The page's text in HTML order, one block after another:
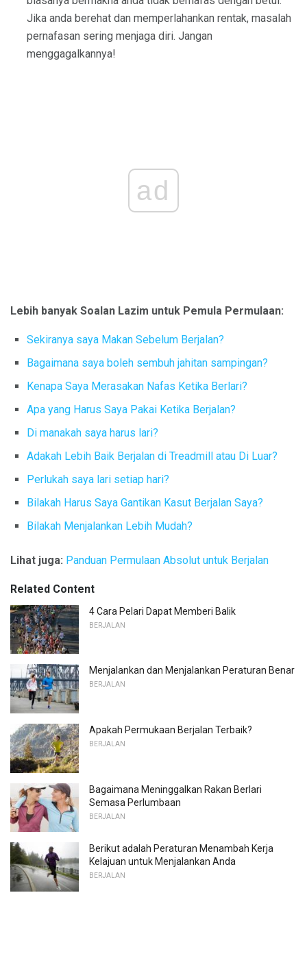
Jika anda berehat dan memperlahankan rentak, masalah
pernafasan sering menjaga diri. Jangan
menggagalkannya!
ad
Lebih banyak Soalan Lazim untuk Pemula Permulaan:
Sekiranya saya Makan Sebelum Berjalan?
Bagaimana saya boleh sembuh jahitan sampingan?
Kenapa Saya Merasakan Nafas Ketika Berlari?
Apa yang Harus Saya Pakai Ketika Berjalan?
Di manakah saya harus lari?
Adakah Lebih Baik Berjalan di Treadmill atau Di Luar?
Perlukah saya lari setiap hari?
Bilakah Harus Saya Gantikan Kasut Berjalan Saya?
Bilakah Menjalankan Lebih Mudah?
Lihat juga: Panduan Permulaan Absolut untuk Berjalan
Related Content
4 Cara Pelari Dapat Memberi Balik
BERJALAN
Menjalankan dan Menjalankan Peraturan Benar
BERJALAN
Apakah Permukaan Berjalan Terbaik?
BERJALAN
Bagaimana Meninggalkan Rakan Berlari
Semasa Perlumbaan
BERJALAN
Berikut adalah Peraturan Menambah Kerja
Kelajuan untuk Menjalankan Anda
BERJALAN